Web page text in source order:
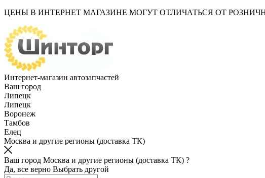
ЦЕНЫ В ИНТЕРНЕТ МАГАЗИНЕ МОГУТ ОТЛИЧАТЬСЯ ОТ
Интернет-магазин автозапчастей
Ваш город
Липецк
Липецк
Воронеж
Тамбов
Елец
Москва и другие регионы (доставка ТК)
Ваш город Москва и другие регионы (доставка ТК) ?
Да, все верно Выбрать другой